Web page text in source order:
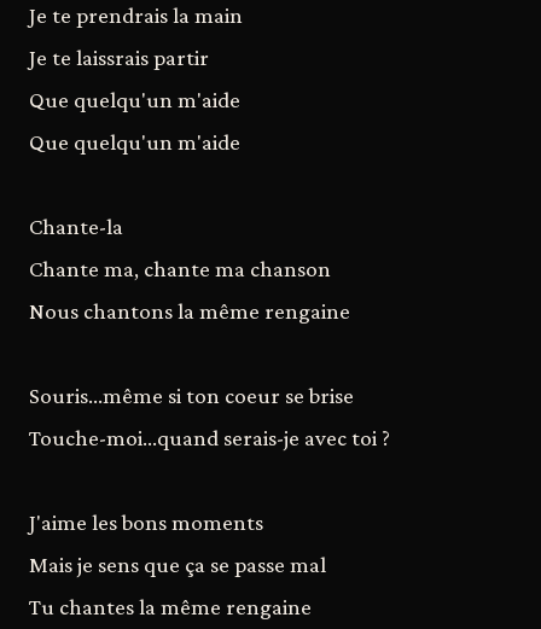
Je te prendrais la main
Je te laissrais partir
Que quelqu'un m'aide
Que quelqu'un m'aide
Chante-la
Chante ma, chante ma chanson
Nous chantons la même rengaine
Souris...même si ton coeur se brise
Touche-moi...quand serais-je avec toi ?
J'aime les bons moments
Mais je sens que ça se passe mal
Tu chantes la même rengaine